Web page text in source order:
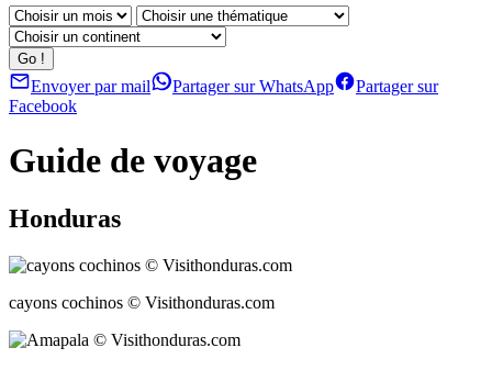
Envoyer par mail Partager sur WhatsApp
Partager sur
Facebook
Guide de voyage
Honduras
cayons cochinos © Visithonduras.com